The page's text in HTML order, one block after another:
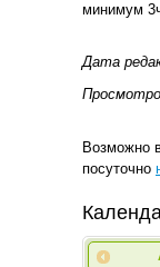
минимум
Дата
Возможно
посуточно